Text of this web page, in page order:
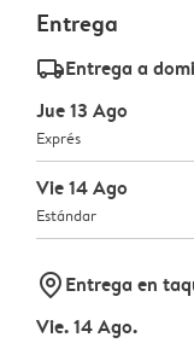
Entrega
delivery_standard_v2Entrega a
Jue 13 Ago
Exprés
Vie 14 Ago
Estándar
marker-pinEntrega en
Vie. 14 Ago.